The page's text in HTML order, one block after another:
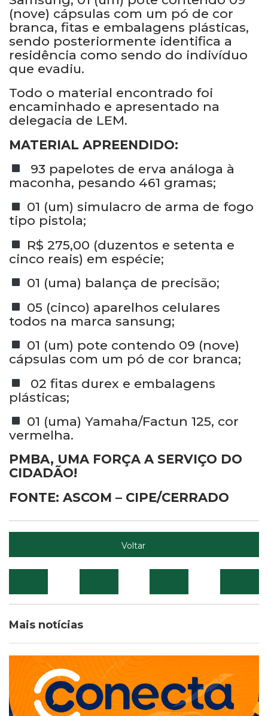
(nove) cápsulas com um pó de cor
branca, fitas e embalagens plásticas,
sendo posteriormente identifica a
residência como sendo do indivíduo
que evadiu.
Todo o material encontrado foi
encaminhado e apresentado na
delegacia de LEM.
MATERIAL APREENDIDO:
93 papelotes de erva análoga à
maconha, pesando 461 gramas;
01 (um) simulacro de arma de fogo
tipo pistola;
R$ 275,00 (duzentos e setenta e
cinco reais) em espécie;
01 (uma) balança de precisão;
05 (cinco) aparelhos celulares
todos na marca sansung;
01 (um) pote contendo 09 (nove)
cápsulas com um pó de cor branca;
02 fitas durex e embalagens
plásticas;
01 (uma) Yamaha/Factun 125, cor
vermelha.
PMBA, UMA FORÇA A SERVIÇO DO
CIDADÃO!
FONTE: ASCOM – CIPE/CERRADO
Voltar
Mais notícias